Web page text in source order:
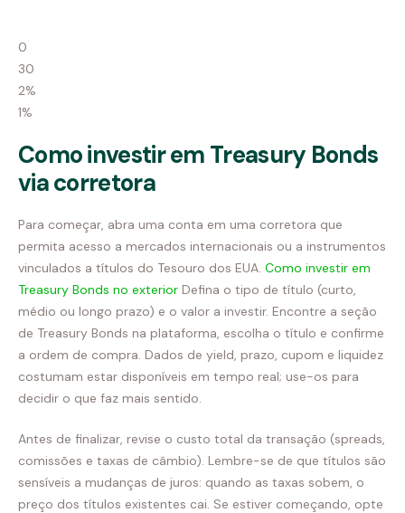
0
30
2%
1%
Como investir em Treasury Bonds
via corretora
Para começar, abra uma conta em uma corretora que
permita acesso a mercados internacionais ou a instrumentos
vinculados a títulos do Tesouro dos EUA. Como investir em
Treasury Bonds no exterior Defina o tipo de título (curto,
médio ou longo prazo) e o valor a investir. Encontre a seção
de Treasury Bonds na plataforma, escolha o título e confirme
a ordem de compra. Dados de yield, prazo, cupom e liquidez
costumam estar disponíveis em tempo real; use-os para
decidir o que faz mais sentido.
Antes de finalizar, revise o custo total da transação (spreads,
comissões e taxas de câmbio). Lembre-se de que títulos são
sensíveis a mudanças de juros: quando as taxas sobem, o
preço dos títulos existentes cai. Se estiver começando, opte